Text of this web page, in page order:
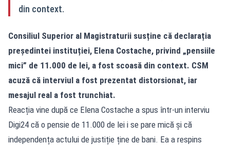
din context.
Consiliul Superior al Magistraturii susține că declarația
președintei instituției, Elena Costache, privind „pensiile
mici” de 11.000 de lei, a fost scoasă din context. CSM
acuză că interviul a fost prezentat distorsionat, iar
mesajul real a fost trunchiat.
Reacția vine după ce Elena Costache a spus într-un interviu
Digi24 că o pensie de 11.000 de lei i se pare mică și că
independența actului de justiție ține de bani. Ea a respins